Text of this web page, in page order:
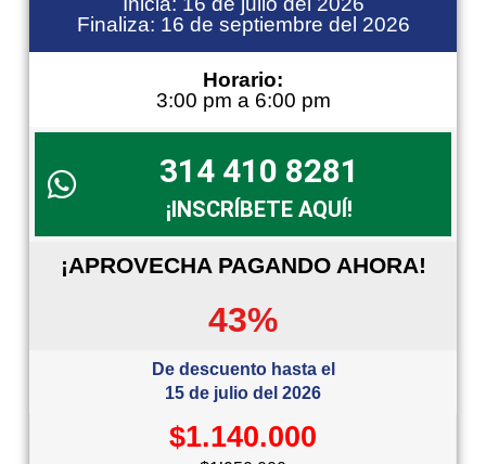
Finaliza: 16 de septiembre del 2026
Horario:
3:00 pm a 6:00 pm
314 410 8281
¡INSCRÍBETE AQUÍ!
¡APROVECHA PAGANDO AHORA!
43%
De descuento hasta el
15 de julio del 2026
$1.140.000